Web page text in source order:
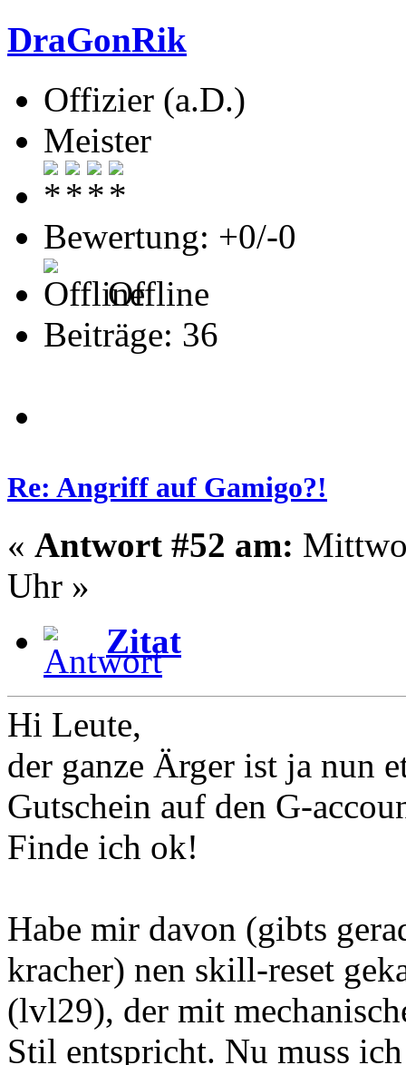
DraGonRik
Offizier (a.D.)
Meister
Bewertung: +0/-0
Offline
Beiträge: 36
Re: Angriff auf Gamigo?!
« Antwort #52 am:
Uhr »
Zitat
Hi Leute,
der ganze Ärger ist ja nun
Gutschein auf den G-
Finde ich ok!
Habe mir davon (gibts
kracher) nen skill-reset
(lvl29), der mit
Stil entspricht. Nu muss